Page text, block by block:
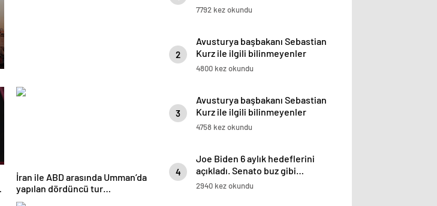
İran ile ABD arasında Umman’da
yapılan dördüncü tur
görüşmeler sona erdi
7792 kez okundu
2
Avusturya başbakanı Sebastian
Kurz ile ilgili bilinmeyenler
4800 kez okundu
3
Avusturya başbakanı Sebastian
Kurz ile ilgili bilinmeyenler
4758 kez okundu
4
Joe Biden 6 aylık hedeflerini
açıkladı. Senato buz gibi…
2940 kez okundu